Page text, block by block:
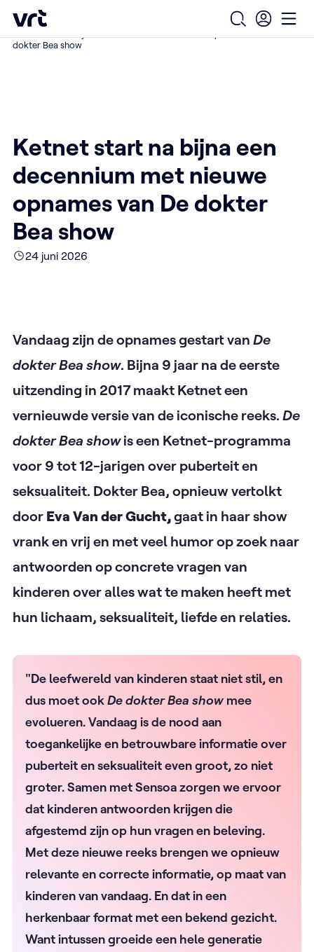
Ga naar de hoofdinhoud
VRT (home)
Open
Home /
dokter Bea show
Ketnet start na bijna een
decennium met nieuwe
opnames van De dokter
Bea show
24 juni 2026
Vandaag zijn de opnames gestart van De
dokter Bea show. Bijna 9 jaar na de eerste
uitzending in 2017 maakt Ketnet een
vernieuwde versie van de iconische reeks. De
dokter Bea showis een Ketnet-programma
voor 9 tot 12-jarigen over puberteit en
seksualiteit. Dokter Bea, opnieuw vertolkt
door Eva Van der Gucht,gaat in haar show
vrank en vrij en met veel humor op zoek naar
antwoorden op concrete vragen van
kinderen over alles wat te maken heeft met
hun lichaam, seksualiteit, liefde en relaties.
"De leefwereld van kinderen staat niet stil, en
dus moet ookDe dokter Bea show mee
evolueren. Vandaag is de nood aan
toegankelijke en betrouwbare informatie over
puberteit en seksualiteit even groot, zo niet
groter. Samen met Sensoa zorgen we ervoor
dat kinderen antwoorden krijgen die
afgestemd zijn op hun vragen en beleving.
Met deze nieuwe reeks brengen we opnieuw
relevante en correcte informatie, op maat van
kinderen van vandaag. En dat in een
herkenbaar format met een bekend gezicht.
Want intussen groeide een hele generatie